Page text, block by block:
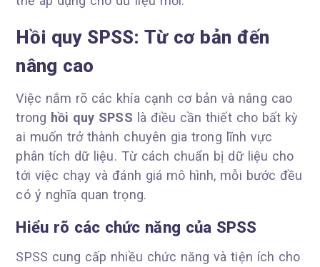
Hồi quy SPSS: Từ cơ bản đến
nâng cao
Việc nắm rõ các khía cạnh cơ bản và nâng cao
trong hồi quy SPSS là điều cần thiết cho bất kỳ
ai muốn trở thành chuyên gia trong lĩnh vực
phân tích dữ liệu. Từ cách chuẩn bị dữ liệu cho
tới việc chạy và đánh giá mô hình, mỗi bước đều
có ý nghĩa quan trọng.
Hiểu rõ các chức năng của SPSS
SPSS cung cấp nhiều chức năng và tiện ích cho